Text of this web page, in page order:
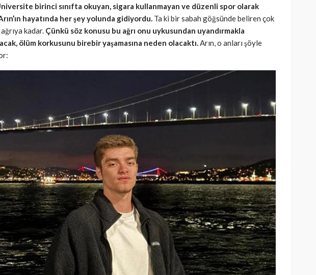
birinci sınıfta okuyan, sigara kullanmayan ve düzenli spor olarak
hayatında her şey yolunda gidiyordu. Ta ki bir sabah göğsünde beliren çok
kadar. Çünkü söz konusu bu ağrı onu uykusundan uyandırmakla
ölüm korkusunu birebir yaşamasına neden olacaktı.Arın, o anları şöyle